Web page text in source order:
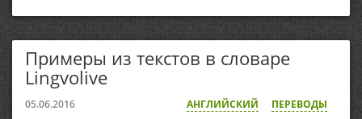
Примеры из текстов в словаре
Lingvolive
05.06.2016 АНГЛИЙСКИЙ ПЕРЕВОДЫ